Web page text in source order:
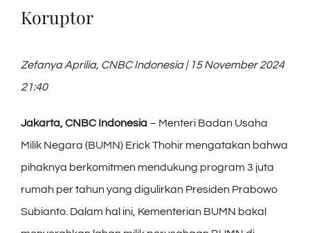
Koruptor
Zefanya Aprilia, CNBC Indonesia | 15 November 2024
21:40
Jakarta, CNBC Indonesia– Menteri Badan Usaha
Milik Negara (BUMN) Erick Thohir mengatakan bahwa
pihaknya berkomitmen mendukung program 3 juta
rumah per tahun yang digulirkan Presiden Prabowo
Subianto. Dalam hal ini, Kementerian BUMN bakal